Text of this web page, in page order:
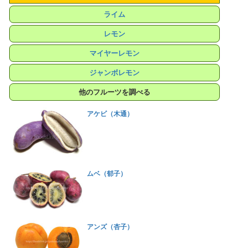
ライム
レモン
マイヤーレモン
ジャンボレモン
他のフルーツを調べる
アケビ（木通）
ムベ（郁子）
アンズ（杏子）